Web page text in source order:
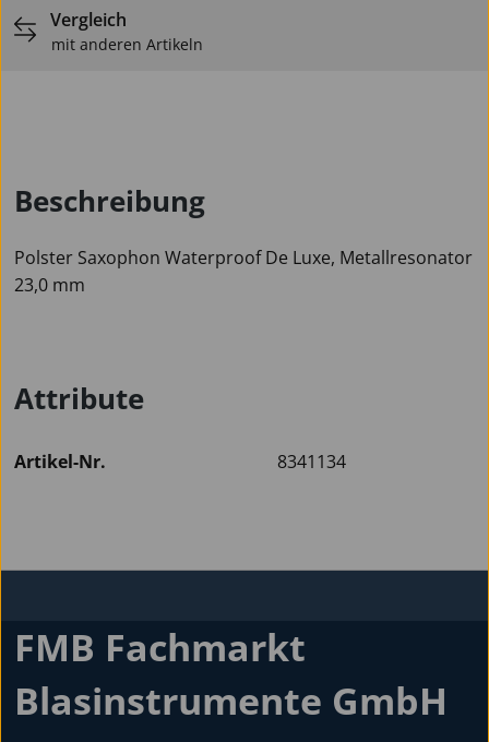
Vergleich
mit anderen Artikeln
Beschreibung
Polster Saxophon Waterproof De Luxe, Metallresonator
23,0 mm
Attribute
Artikel-Nr. 8341134
FMB Fachmarkt
Blasinstrumente GmbH